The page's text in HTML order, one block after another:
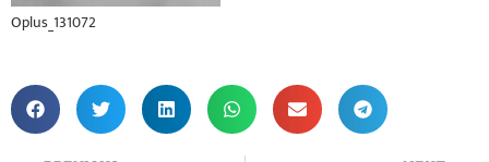
Oplus_131072